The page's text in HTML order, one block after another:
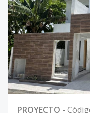
PROYECTO -